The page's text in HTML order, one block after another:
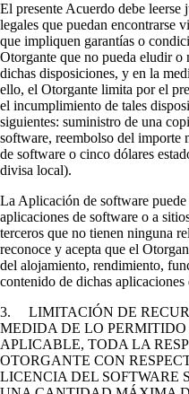
El presente Acuerdo debe leerse
legales que puedan encontrarse
que impliquen garantías o
Otorgante que no pueda eludir
dichas disposiciones, y en la
ello, el Otorgante limita por el
el incumplimiento de tales
siguientes: suministro de una
software, reembolso del importe
de software o cinco dólares
divisa local).
La Aplicación de software
aplicaciones de software o a
terceros que no tienen ninguna
reconoce y acepta que el
del alojamiento, rendimiento,
contenido de dichas
3. LIMITACIÓN DE
MEDIDA DE LO
APLICABLE, TODA LA
OTORGANTE CON
LICENCIA DEL SOFTWARE